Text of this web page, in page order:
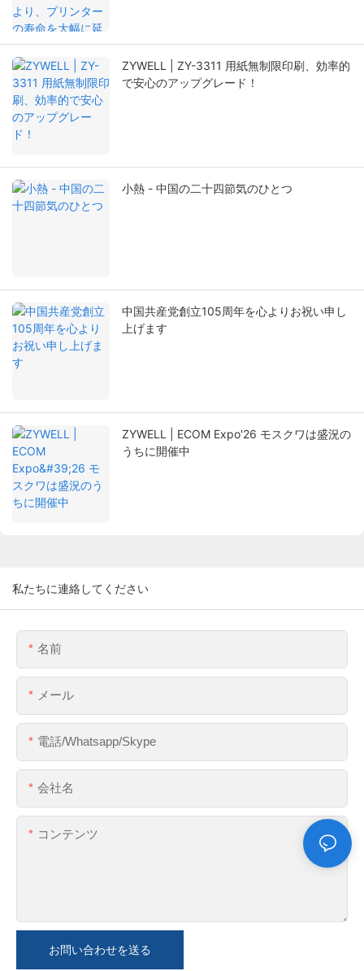
ZYWELL | ZY-3311 用紙無制限印刷、効率的
で安心のアップグレード！
小熱 - 中国の二十四節気のひとつ
中国共産党創立105周年を心よりお祝い申し
上げます
ZYWELL | ECOM Expo'26 モスクワは盛況の
うちに開催中
私たちに連絡してください
名前
メール
電話/whatsapp/skype
会社名
コンテンツ
お問い合わせを送る